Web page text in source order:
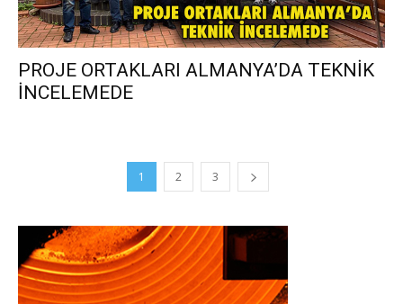
PROJE ORTAKLARI ALMANYA’DA TEKNİK
İNCELEMEDE
1 2 3